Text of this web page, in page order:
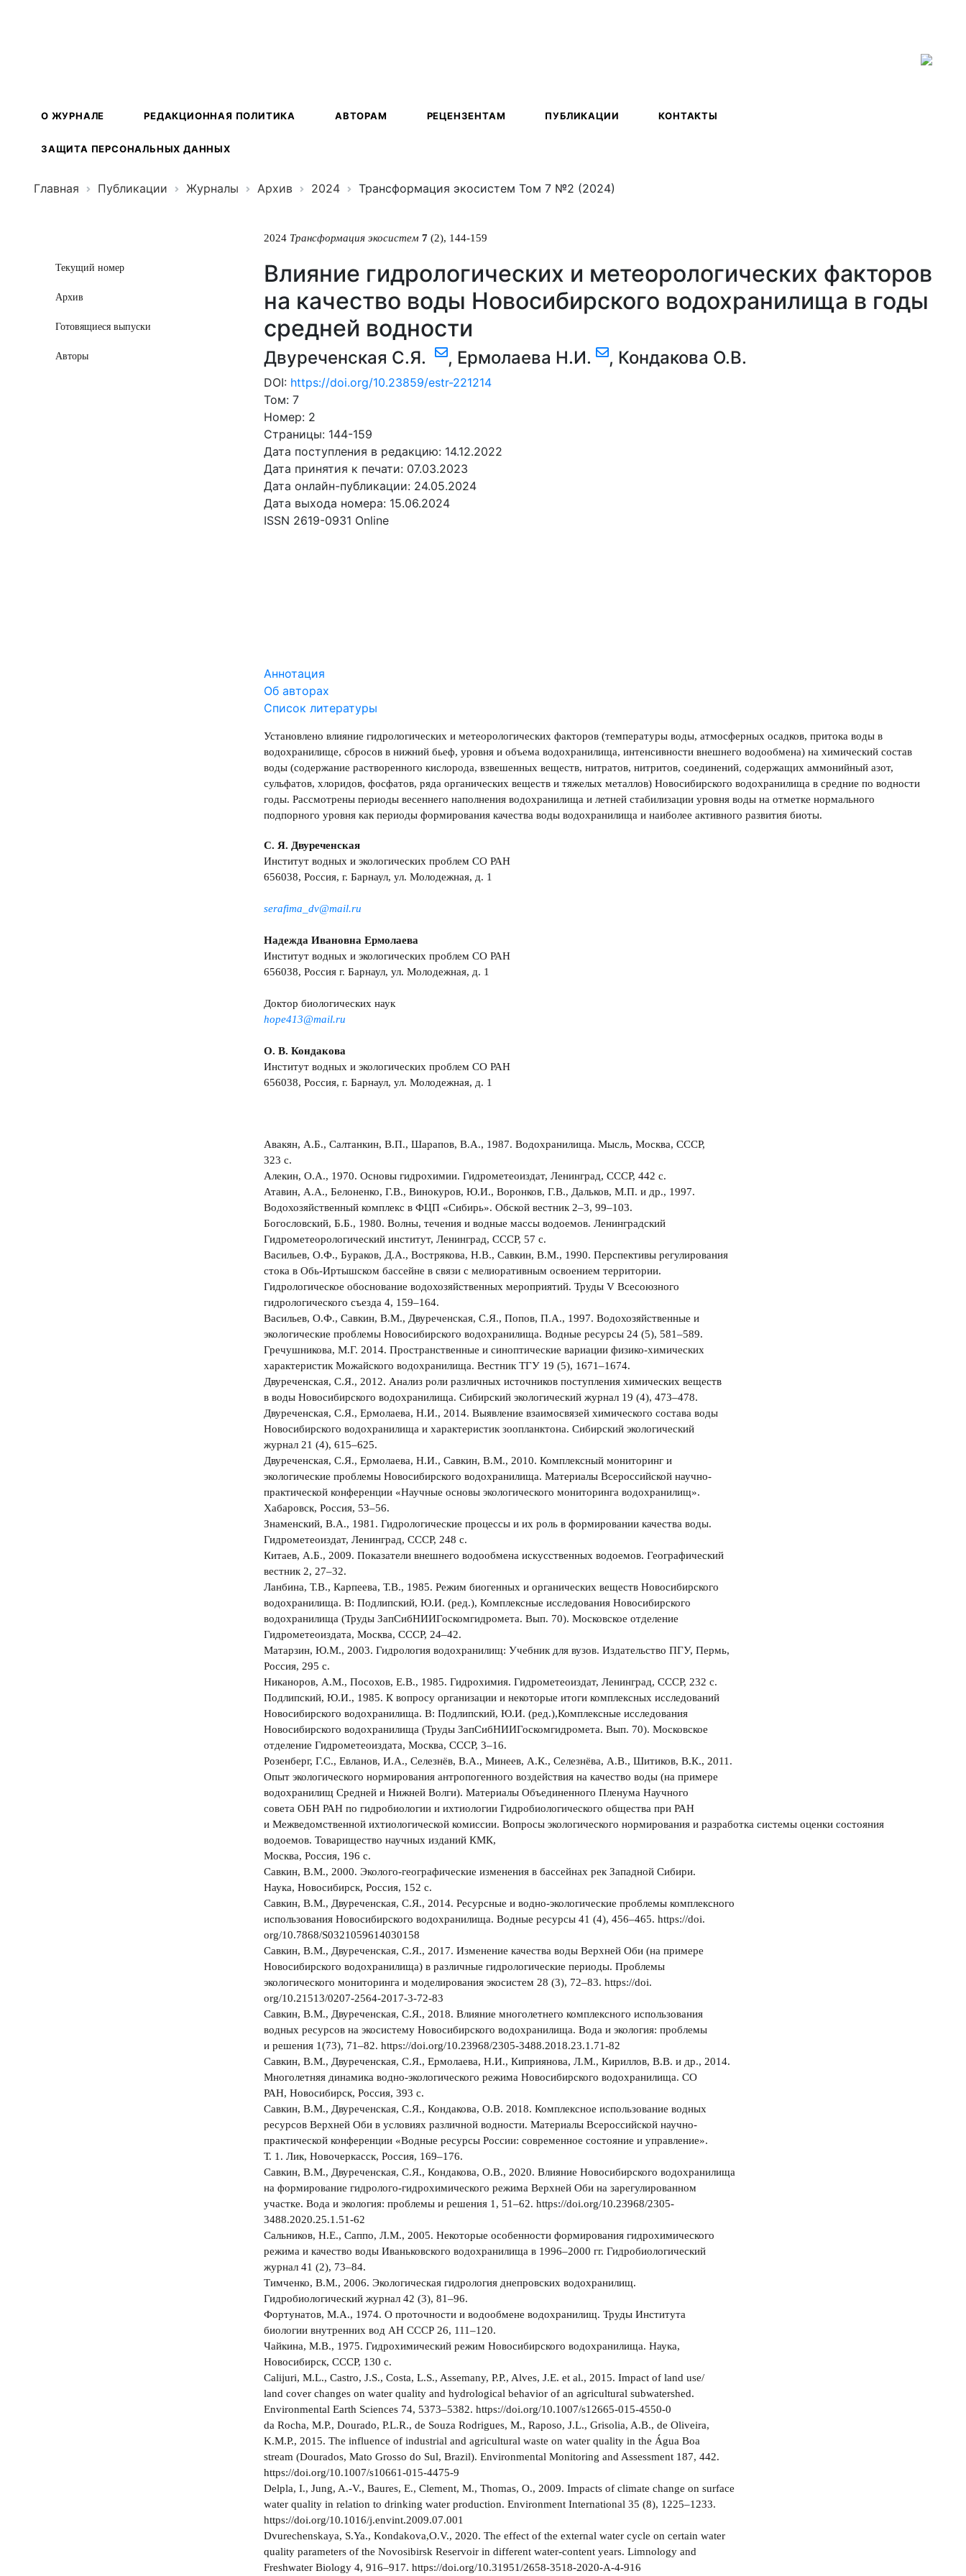
О ЖУРНАЛЕ РЕДАКЦИОННАЯ ПОЛИТИКА АВТОРАМ РЕЦЕНЗЕНТАМ ПУБЛИКАЦИИ КОНТАКТЫ
ЗАЩИТА ПЕРСОНАЛЬНЫХ ДАННЫХ
Главная Публикации Журналы Архив 2024 Трансформация экосистем Том 7 №2 (2024)
Текущий номер
Архив
Готовящиеся выпуски
Авторы
2024 Трансформация экосистем 7 (2), 144-159
Влияние гидрологических и метеорологических факторов
на качество воды Новосибирского водохранилища в годы
средней водности
Двуреченская С.Я. , Ермолаева Н.И. , Кондакова О.В.
DOI: https://doi.org/10.23859/estr-221214
Том: 7
Номер: 2
Страницы: 144-159
Дата поступления в редакцию: 14.12.2022
Дата принятия к печати: 07.03.2023
Дата онлайн-публикации: 24.05.2024
Дата выхода номера: 15.06.2024
ISSN 2619-0931 Online
Аннотация
Об авторах
Список литературы
Установлено влияние гидрологических и метеорологических факторов (температуры воды, атмосферных осадков, притока воды в
водохранилище, сбросов в нижний бьеф, уровня и объема водохранилища, интенсивности внешнего водообмена) на химический состав
воды (содержание растворенного кислорода, взвешенных веществ, нитратов, нитритов, соединений, содержащих аммонийный азот,
сульфатов, хлоридов, фосфатов, ряда органических веществ и тяжелых металлов) Новосибирского водохранилища в средние по водности
годы. Рассмотрены периоды весеннего наполнения водохранилища и летней стабилизации уровня воды на отметке нормального
подпорного уровня как периоды формирования качества воды водохранилища и наиболее активного развития биоты.
С. Я. Двуреченская
Институт водных и экологических проблем СО РАН
656038, Россия, г. Барнаул, ул. Молодежная, д. 1
serafima_dv@mail.ru
Надежда Ивановна Ермолаева
Институт водных и экологических проблем СО РАН
656038, Россия г. Барнаул, ул. Молодежная, д. 1
Доктор биологических наук
hope413@mail.ru
О. В. Кондакова
Институт водных и экологических проблем СО РАН
656038, Россия, г. Барнаул, ул. Молодежная, д. 1
Авакян, А.Б., Салтанкин, В.П., Шарапов, В.А., 1987. Водохранилища. Мысль, Москва, СССР,
323 с.
Алекин, О.А., 1970. Основы гидрохимии. Гидрометеоиздат, Ленинград, СССР, 442 с.
Атавин, А.А., Белоненко, Г.В., Винокуров, Ю.И., Воронков, Г.В., Дальков, М.П. и др., 1997.
Водохозяйственный комплекс в ФЦП «Сибирь». Обской вестник 2–3, 99–103.
Богословский, Б.Б., 1980. Волны, течения и водные массы водоемов. Ленинградский
Гидрометеорологический институт, Ленинград, СССР, 57 с.
Васильев, О.Ф., Бураков, Д.А., Вострякова, Н.В., Савкин, В.М., 1990. Перспективы регулирования
стока в Обь-Иртышском бассейне в связи с мелиоративным освоением территории.
Гидрологическое обоснование водохозяйственных мероприятий. Труды V Всесоюзного
гидрологического съезда 4, 159–164.
Васильев, О.Ф., Савкин, В.М., Двуреченская, С.Я., Попов, П.А., 1997. Водохозяйственные и
экологические проблемы Новосибирского водохранилища. Водные ресурсы 24 (5), 581–589.
Гречушникова, М.Г. 2014. Пространствeнныe и синоптичeскиe вариации физико-химичeских
характeристик Можайского водохранилища. Вестник ТГУ 19 (5), 1671–1674.
Двуреченская, С.Я., 2012. Анализ роли различных источников поступления химических веществ
в воды Новосибирского водохранилища. Сибирский экологический журнал 19 (4), 473–478.
Двуреченская, С.Я., Ермолаева, Н.И., 2014. Выявление взаимосвязей химического состава воды
Новосибирского водохранилища и характеристик зоопланктона. Сибирский экологический
журнал 21 (4), 615–625.
Двуреченская, С.Я., Ермолаева, Н.И., Савкин, В.М., 2010. Комплексный мониторинг и
экологические проблемы Новосибирского водохранилища. Материалы Всероссийской научно-
практической конференции «Научные основы экологического мониторинга водохранилищ».
Хабаровск, Россия, 53–56.
Знаменский, В.А., 1981. Гидрологические процессы и их роль в формировании качества воды.
Гидрометеоиздат, Ленинград, СССР, 248 с.
Китаев, А.Б., 2009. Показатели внешнего водообмена искусственных водоемов. Географический
вестник 2, 27–32.
Ланбина, Т.В., Карпеева, Т.В., 1985. Режим биогенных и органических веществ Новосибирского
водохранилища. В: Подлипский, Ю.И. (ред.), Комплексные исследования Новосибирского
водохранилища (Труды ЗапСибНИИГоскомгидромета. Вып. 70). Московское отделение
Гидрометеоиздата, Москва, СССР, 24–42.
Матарзин, Ю.М., 2003. Гидрология водохранилищ: Учебник для вузов. Издательство ПГУ, Пермь,
Россия, 295 с.
Никаноров, А.М., Посохов, Е.В., 1985. Гидрохимия. Гидрометеоиздат, Ленинград, СССР, 232 с.
Подлипский, Ю.И., 1985. К вопросу организации и некоторые итоги комплексных исследований
Новосибирского водохранилища. В: Подлипский, Ю.И. (ред.),Комплексные исследования
Новосибирского водохранилища (Труды ЗапСибНИИГоскомгидромета. Вып. 70). Московское
отделение Гидрометеоиздата, Москва, СССР, 3–16.
Розенберг, Г.С., Евланов, И.А., Селезнёв, В.А., Минеев, А.К., Селезнёва, А.В., Шитиков, В.К., 2011.
Опыт экологического нормирования антропогенного воздействия на качество воды (на примере
водохранилищ Средней и Нижней Волги). Материалы Объединенного Пленума Научного
совета ОБН РАН по гидробиологии и ихтиологии Гидробиологического общества при РАН
и Межведомственной ихтиологической комиссии. Вопросы экологического нормирования и разработка системы оценки состояния
водоемов. Товарищество научных изданий КМК,
Москва, Россия, 196 с.
Савкин, В.М., 2000. Эколого-географические изменения в бассейнах рек Западной Сибири.
Наука, Новосибирск, Россия, 152 с.
Савкин, В.М., Двуреченская, С.Я., 2014. Ресурсные и водно-экологические проблемы комплексного
использования Новосибирского водохранилища. Водные ресурсы 41 (4), 456–465. https://doi.
org/10.7868/S0321059614030158
Савкин, В.М., Двуреченская, С.Я., 2017. Изменение качества воды Верхней Оби (на примере
Новосибирского водохранилища) в различные гидрологические периоды. Проблемы
экологического мониторинга и моделирования экосистем 28 (3), 72–83. https://doi.
org/10.21513/0207-2564-2017-3-72-83
Савкин, В.М., Двуреченская, С.Я., 2018. Влияние многолетнего комплексного использования
водных ресурсов на экосистему Новосибирского водохранилища. Вода и экология: проблемы
и решения 1(73), 71–82. https://doi.org/10.23968/2305-3488.2018.23.1.71-82
Савкин, В.М., Двуреченская, С.Я., Ермолаева, Н.И., Киприянова, Л.М., Кириллов, В.В. и др., 2014.
Многолетняя динамика водно-экологического режима Новосибирского водохранилища. СО
РАН, Новосибирск, Россия, 393 с.
Савкин, В.М., Двуреченская, С.Я., Кондакова, О.В. 2018. Комплексное использование водных
ресурсов Верхней Оби в условиях различной водности. Материалы Всероссийской научно-
практической конференции «Водные ресурсы России: современное состояние и управление».
Т. 1. Лик, Новочеркасск, Россия, 169–176.
Савкин, В.М., Двуреченская, С.Я., Кондакова, О.В., 2020. Влияние Новосибирского водохранилища
на формирование гидролого-гидрохимического режима Верхней Оби на зарегулированном
участке. Вода и экология: проблемы и решения 1, 51–62. https://doi.org/10.23968/2305-
3488.2020.25.1.51-62
Сальников, Н.Е., Саппо, Л.М., 2005. Некоторые особенности формирования гидрохимического
режима и качество воды Иваньковского водохранилища в 1996–2000 гг. Гидробиологический
журнал 41 (2), 73–84.
Тимченко, В.М., 2006. Экологическая гидрология днепровских водохранилищ.
Гидробиологический журнал 42 (3), 81–96.
Фортунатов, М.А., 1974. О проточности и водообмене водохранилищ. Труды Института
биологии внутренних вод АН СССР 26, 111–120.
Чайкина, М.В., 1975. Гидрохимический режим Новосибирского водохранилища. Наука,
Новосибирск, СССР, 130 с.
Calijuri, M.L., Castro, J.S., Costa, L.S., Assemany, P.P., Alves, J.E. et al., 2015. Impact of land use/
land cover changes on water quality and hydrological behavior of an agricultural subwatershed.
Environmental Earth Sciences 74, 5373–5382. https://doi.org/10.1007/s12665-015-4550-0
da Rocha, M.P., Dourado, P.L.R., de Souza Rodrigues, M., Raposo, J.L., Grisolia, A.B., de Oliveira,
K.M.P., 2015. The influence of industrial and agricultural waste on water quality in the Água Boa
stream (Dourados, Mato Grosso do Sul, Brazil). Environmental Monitoring and Assessment 187, 442.
https://doi.org/10.1007/s10661-015-4475-9
Delpla, I., Jung, A.-V., Baures, E., Clement, M., Thomas, O., 2009. Impacts of climate change on surface
water quality in relation to drinking water production. Environment International 35 (8), 1225–1233.
https://doi.org/10.1016/j.envint.2009.07.001
Dvurechenskaya, S.Ya., Kondakova,O.V., 2020. The effect of the external water cycle on certain water
quality parameters of the Novosibirsk Reservoir in different water-content years. Limnology and
Freshwater Biology 4, 916–917. https://doi.org/10.31951/2658-3518-2020-A-4-916